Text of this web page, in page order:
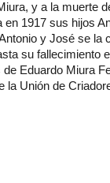
y a la muerte
en 1917 sus hijos
y José se la
su fallecimiento
Eduardo Miura
Unión de